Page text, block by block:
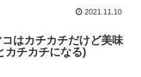
2021.11.10
はカチカチだけど美味
カチカチになる)